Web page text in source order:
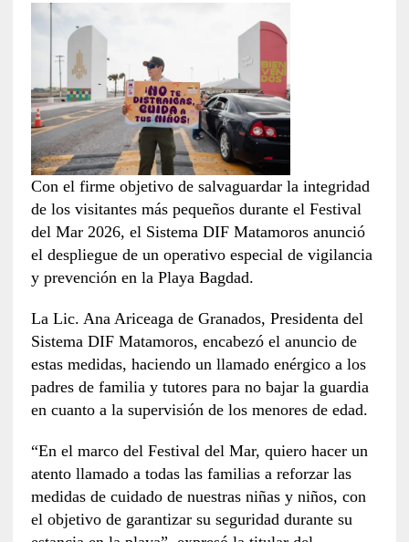
Con el firme objetivo de salvaguardar la integridad
de los visitantes más pequeños durante el Festival
del Mar 2026, el Sistema DIF Matamoros anunció
el despliegue de un operativo especial de vigilancia
y prevención en la Playa Bagdad.
La Lic. Ana Ariceaga de Granados, Presidenta del
Sistema DIF Matamoros, encabezó el anuncio de
estas medidas, haciendo un llamado enérgico a los
padres de familia y tutores para no bajar la guardia
en cuanto a la supervisión de los menores de edad.
“En el marco del Festival del Mar, quiero hacer un
atento llamado a todas las familias a reforzar las
medidas de cuidado de nuestras niñas y niños, con
el objetivo de garantizar su seguridad durante su